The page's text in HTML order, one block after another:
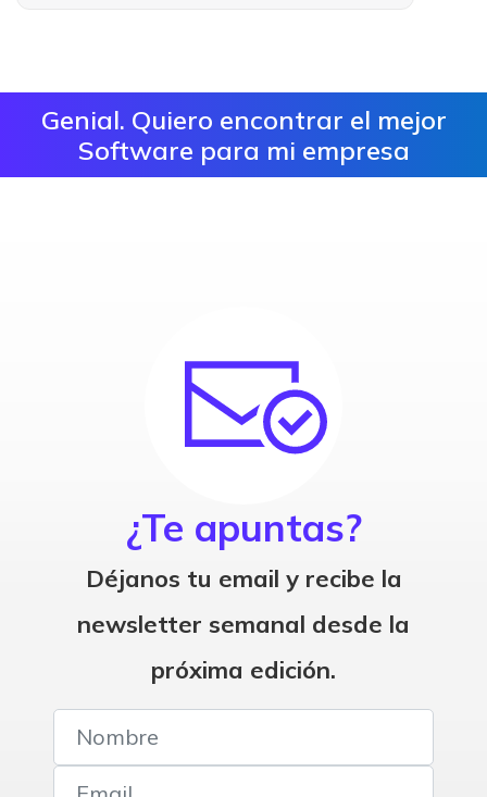
Genial. Quiero encontrar el mejor
Software para mi empresa
¿Te apuntas?
Déjanos tu email y recibe la
newsletter semanal desde la
próxima edición.